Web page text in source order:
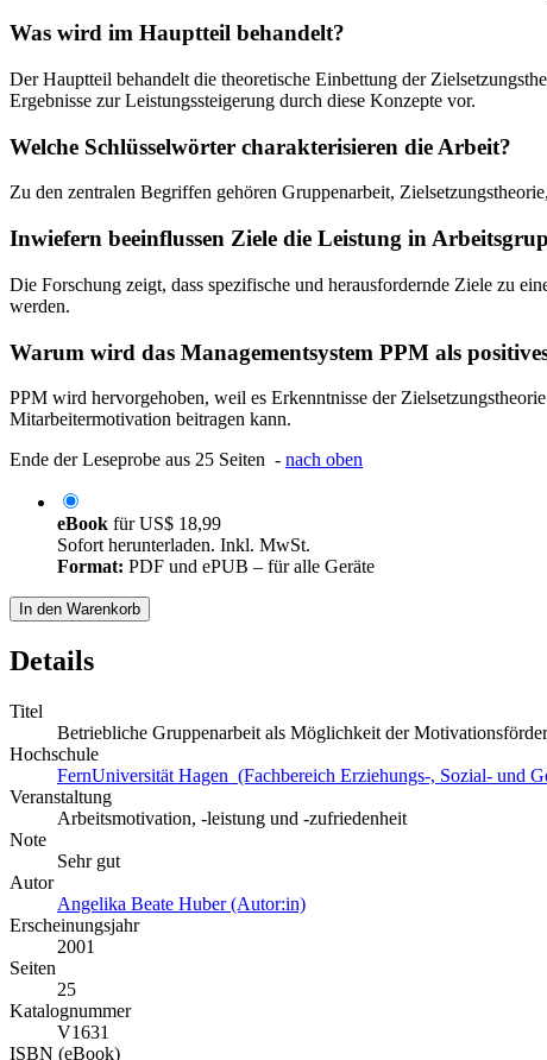
Was wird im Hauptteil behandelt?
Der Hauptteil behandelt die theoretische Einbettung der
Ergebnisse zur Leistungssteigerung durch diese Konzepte vor.
Welche Schlüsselwörter charakterisieren die Arbeit?
Zu den zentralen Begriffen gehören Gruppenarbeit,
Inwiefern beeinflussen Ziele die Leistung in
Die Forschung zeigt, dass spezifische und herausfordernde Ziele zu
werden.
Warum wird das Managementsystem PPM als
PPM wird hervorgehoben, weil es Erkenntnisse der
Mitarbeitermotivation beitragen kann.
Ende der Leseprobe aus 25 Seiten - nach oben
eBook fürUS$ 18,99
Sofort herunterladen. Inkl. MwSt.
Format: PDF und ePUB – für alle Geräte
In den Warenkorb
Details
Titel
Betriebliche Gruppenarbeit als Möglichkeit der
Hochschule
FernUniversität Hagen (Fachbereich Erziehungs-, Sozial- und
Veranstaltung
Arbeitsmotivation, -leistung und -zufriedenheit
Note
Sehr gut
Autor
Angelika Beate Huber (Autor:in)
Erscheinungsjahr
2001
Seiten
25
Katalognummer
V1631
ISBN (eBook)